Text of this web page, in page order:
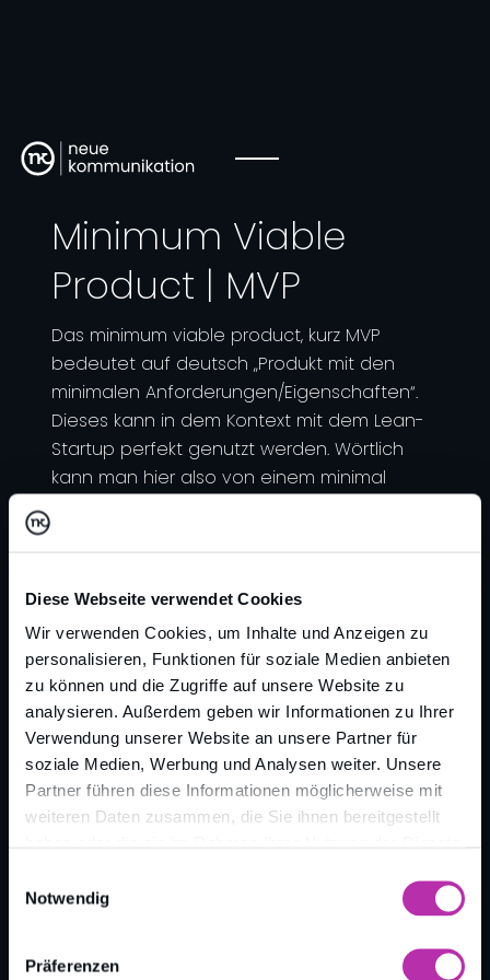
Diese Webseite verwendet Cookies
Wir verwenden Cookies, um Inhalte und Anzeigen zu
personalisieren, Funktionen für soziale Medien anbieten
zu können und die Zugriffe auf unsere Website zu
analysieren. Außerdem geben wir Informationen zu Ihrer
Verwendung unserer Website an unsere Partner für
soziale Medien, Werbung und Analysen weiter. Unsere
Partner führen diese Informationen möglicherweise mit
weiteren Daten zusammen, die Sie ihnen bereitgestellt
Notwendig
Präferenzen
Zurück zur Übersicht
Minimum Viable
Product | MVP
Das minimum viable product, kurz MVP
bedeutet auf deutsch „Produkt mit den
minimalen Anforderungen/Eigenschaften“.
Dieses kann in dem Kontext mit dem Lean-
Startup perfekt genutzt werden. Wörtlich
kann man hier also von einem minimal